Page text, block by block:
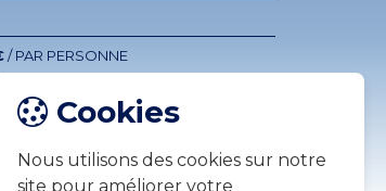
Cookies
Nous utilisons des cookies sur notre
site pour améliorer votre
/ PAR PERSONNE
EXPÉRIENCE